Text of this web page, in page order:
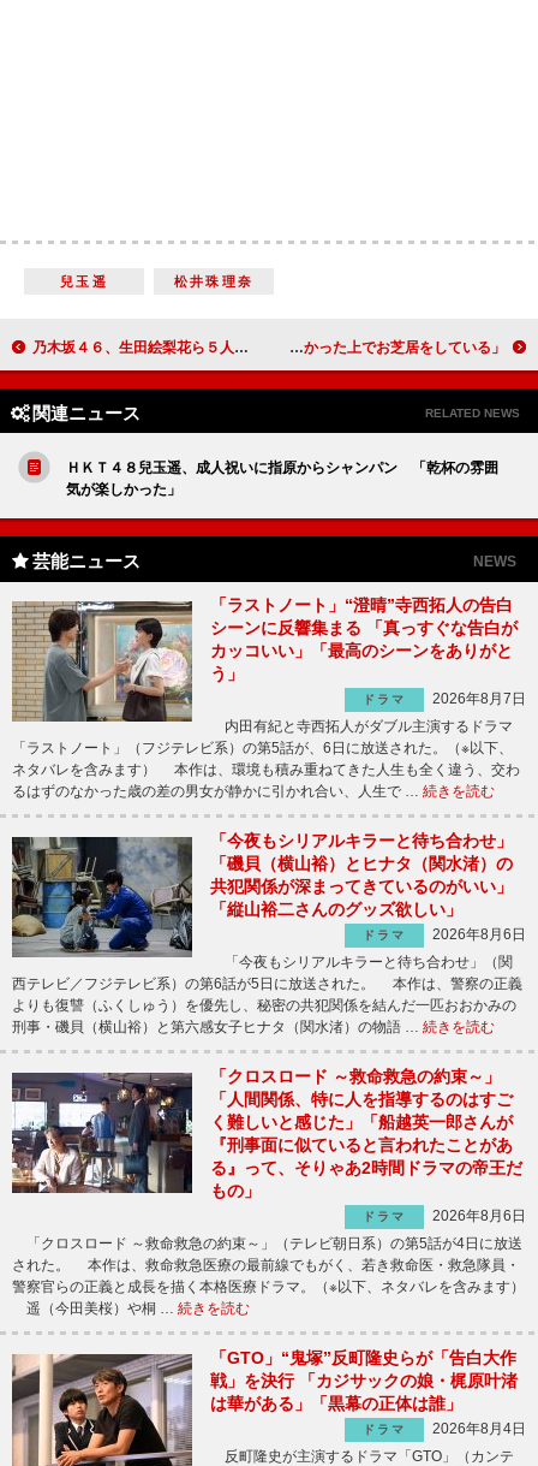
兒玉遥 松井珠理奈
乃木坂４６、生田絵梨花ら５人が成人式 生田、飲酒に憧れ「『マスター、いつもの』と言いたい」 満島ひかり、共演の高橋一生に鋭い指摘 「女心を分かった上でお芝居をしている」
関連ニュース RELATED NEWS
ＨＫＴ４８兒玉遥、成人祝いに指原からシャンパン 「乾杯の雰囲
気が楽しかった」
芸能ニュース NEWS
「ラストノート」“澄晴”寺西拓人の告白
シーンに反響集まる 「真っすぐな告白が
カッコいい」「最高のシーンをありがと
う」
ドラマ
2026年8月7日
内田有紀と寺西拓人がダブル主演するドラマ
「ラストノート」（フジテレビ系）の第5話が、6日に放送された。（※以下、
ネタバレを含みます） 本作は、環境も積み重ねてきた人生も全く違う、交わ
るはずのなかった歳の差の男女が静かに引かれ合い、人生で … 続きを読む
「今夜もシリアルキラーと待ち合わせ」
「磯貝（横山裕）とヒナタ（関水渚）の
共犯関係が深まってきているのがいい」
「縦山裕二さんのグッズ欲しい」
ドラマ
2026年8月6日
「今夜もシリアルキラーと待ち合わせ」（関
西テレビ／フジテレビ系）の第6話が5日に放送された。 本作は、警察の正義
よりも復讐（ふくしゅう）を優先し、秘密の共犯関係を結んだ一匹おおかみの
刑事・磯貝（横山裕）と第六感女子ヒナタ（関水渚）の物語 … 続きを読む
「クロスロード ～救命救急の約束～」
「人間関係、特に人を指導するのはすご
く難しいと感じた」「船越英一郎さんが
『刑事面に似ていると言われたことがあ
る』って、そりゃあ2時間ドラマの帝王だ
もの」
ドラマ
2026年8月6日
「クロスロード ～救命救急の約束～」（テレビ朝日系）の第5話が4日に放送
された。 本作は、救命救急医療の最前線でもがく、若き救命医・救急隊員・
警察官らの正義と成長を描く本格医療ドラマ。（※以下、ネタバレを含みます）
遥（今田美桜）や桐 … 続きを読む
「GTO」“鬼塚”反町隆史らが「告白大作
戦」を決行 「カジサックの娘・梶原叶渚
は華がある」「黒幕の正体は誰」
ドラマ
2026年8月4日
反町隆史が主演するドラマ「GTO」（カンテ